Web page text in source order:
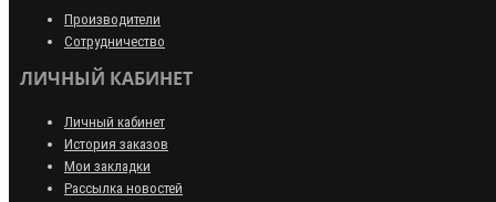
Производители
Сотрудничество
ЛИЧНЫЙ КАБИНЕТ
Личный кабинет
История заказов
Мои закладки
Рассылка новостей